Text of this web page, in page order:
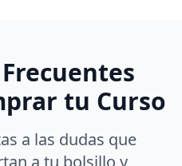
tu Curso
a las dudas que